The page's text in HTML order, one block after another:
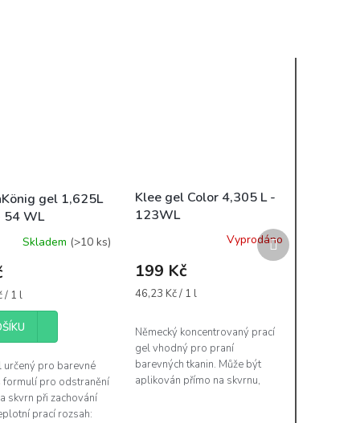
gel 1,625L
54 WL
Skladem (>10 ks)
/ 1 l
určený pro barevné
formulí pro odstranění
skvrn při zachování
prací rozsah:
Klee gel Color 4,305 L -
123WL
Vyprodáno
199 Kč
Měrná
46,23 Kč / 1 l
Německý koncentrovaný prací
gel vhodný pro praní
barevných tkanin. Může být
aplikován přímo na skvrnu,
Další
produkt